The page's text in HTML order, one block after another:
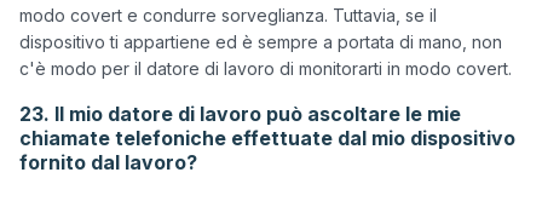
modo covert e condurre sorveglianza. Tuttavia, se il
dispositivo ti appartiene ed è sempre a portata di mano, non
23. Il mio datore di lavoro può ascoltare le mie
chiamate telefoniche effettuate dal mio dispositivo
fornito dal lavoro?